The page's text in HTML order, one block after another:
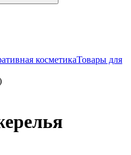
косметикаТовары для